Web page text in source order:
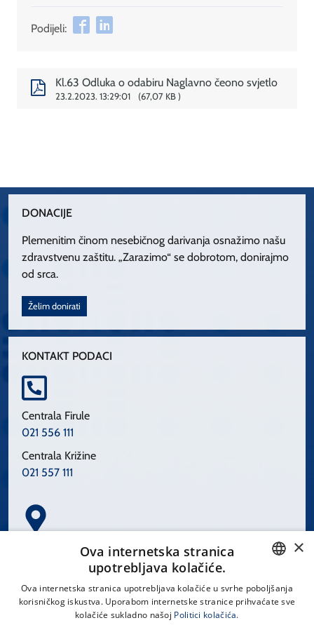
Podijeli:
Kl.63 Odluka o odabiru Naglavno čeono svjetlo
23.2.2023. 13:29:01 67,07 KB
DONACIJE
Plemenitim činom nesebičnog darivanja osnažimo našu
zdravstvenu zaštitu. „Zarazimo“ se dobrotom, donirajmo
od srca.
Želim donirati
KONTAKT PODACI
Centrala Firule
021 556 111
Centrala Križine
021 557 111
Spinčićeva 1, 21000 Split
CROATIAN
×
Ova internetska stranica
upotrebljava kolačiće.
Ova internetska stranica upotrebljava kolačiće u svrhe poboljšanja
korisničkog iskustva. Uporabom internetske stranice prihvaćate sve
kolačiće sukladno našoj Politici kolačića.